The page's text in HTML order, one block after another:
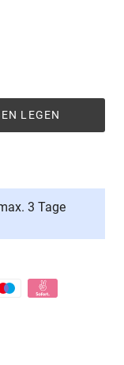
LEGEN
3 Tage